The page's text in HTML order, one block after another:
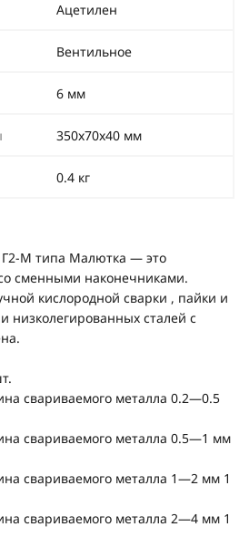
Ацетилен
Вентильное
6 мм
350х70х40 мм
0.4 кг
Г2-М типа Малютка — это
сменными наконечниками.
кислородной сварки , пайки и
низколегированных сталей с
свариваемого металла 0.2—0.5
свариваемого металла 0.5—1 мм
свариваемого металла 1—2 мм 1
свариваемого металла 2—4 мм 1